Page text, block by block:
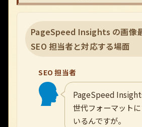
PageSpeed Insights の画像
SEO 担当者と対応する場面
SEO 担当者
PageSpeed
世代フォーマット
いるんですが。